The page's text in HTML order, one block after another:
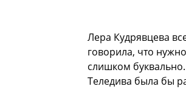
Лера Кудрявцева
говорила, что
слишком
Теледива была бы